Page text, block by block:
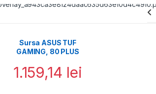
Casti Mono-casca
SPACER SPBH-HF-01,
23,38lei